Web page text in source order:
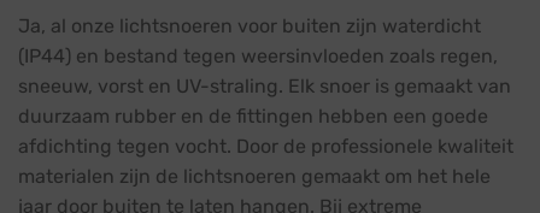
Ja, al onze lichtsnoeren voor buiten zijn waterdicht
(IP44) en bestand tegen weersinvloeden zoals regen,
sneeuw, vorst en UV-straling. Elk snoer is gemaakt van
duurzaam rubber en de fittingen hebben een goede
afdichting tegen vocht. Door de professionele kwaliteit
materialen zijn de lichtsnoeren gemaakt om het hele
jaar door buiten te laten hangen. Bij extreme